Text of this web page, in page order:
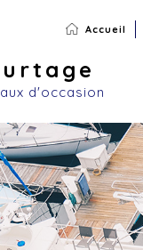
Accueil
d'occasion